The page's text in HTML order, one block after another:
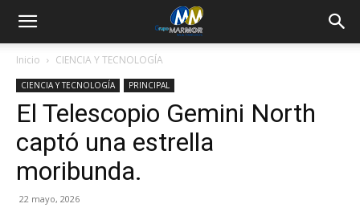
Inicio CIENCIA Y TECNOLOGÍA
CIENCIA Y TECNOLOGÍA PRINCIPAL
El Telescopio Gemini North
captó una estrella
moribunda.
22 mayo, 2026